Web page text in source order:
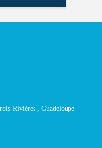
Rivières , Guadeloupe